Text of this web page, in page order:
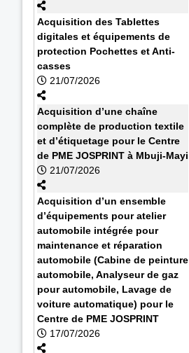
Acquisition des Tablettes
digitales et équipements de
protection Pochettes et Anti-
casses
21/07/2026
Acquisition d’une chaîne
complète de production textile
et d’étiquetage pour le Centre
de PME JOSPRINT à Mbuji-Mayi
21/07/2026
Acquisition d’un ensemble
d’équipements pour atelier
automobile intégrée pour
maintenance et réparation
automobile (Cabine de peinture
automobile, Analyseur de gaz
pour automobile, Lavage de
voiture automatique) pour le
Centre de PME JOSPRINT
17/07/2026